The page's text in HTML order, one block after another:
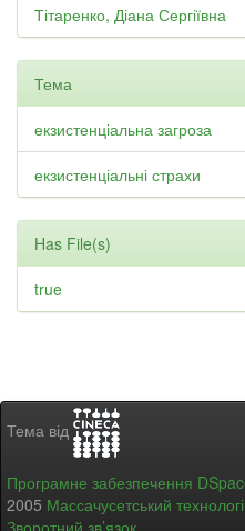
Тітаренко, Діана Сергіївна
Тема
екзистенціальна загроза
екзистенціальні страхи
Has File(s)
true
Тема від
Програмне забезпечення
2005 Массачусетський
Зворотний зв’язок